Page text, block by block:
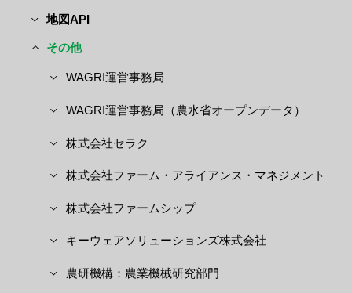
地図API
その他
WAGRI運営事務局
WAGRI運営事務局（農水省オープンデータ）
株式会社セラク
株式会社ファーム・アライアンス・マネジメント
株式会社ファームシップ
キーウェアソリューションズ株式会社
農研機構：農業機械研究部門